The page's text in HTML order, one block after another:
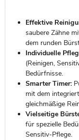
Effektive
saubere Zähne
dem runden
Individuelle
(Reinigen,
Bedürfnisse.
Smarter Timer:
mit dem
gleichmäßige
Vielseitige
für spezielle
Sensitiv-Pflege.